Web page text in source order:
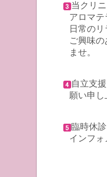
当クリ
アロマ
日常の
ご興味
ませ。
自立支
願い申
臨時休
インフ